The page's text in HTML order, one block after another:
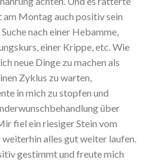
Montag auch positiv sein
nach einer Hebamme,
einer Krippe, etc. Wie
neue Dinge zu machen als
Zyklus zu warten,
in mich zu stopfen und
über
fiel ein riesiger Stein vom
alles gut weiter laufen.
gestimmt und freute mich